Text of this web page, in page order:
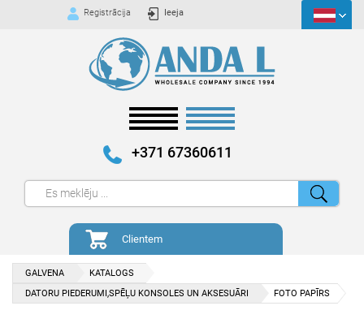
Registrācija Ieeja
+371 67360611
Clientem
GALVENA
KATALOGS
DATORU PIEDERUMI,SPĒĻU KONSOLES UN AKSESUĀRI
FOTO PAPĪRS